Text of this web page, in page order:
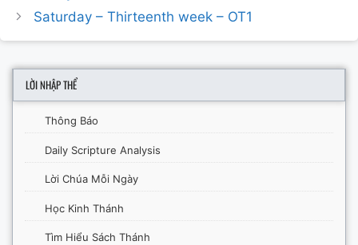
navigation
Saturday – Thirteenth week – OT1
LỜI NHẬP THỂ
Thông Báo
Daily Scripture Analysis
Lời Chúa Mỗi Ngày
Học Kinh Thánh
Tìm Hiểu Sách Thánh